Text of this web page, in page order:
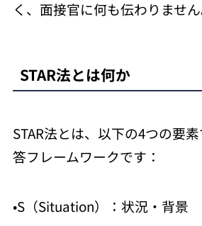
く、面接官に何も伝わりません
STAR法とは何か
STAR法とは、以下の4つの要
答フレームワークです：
•S（Situation）：状況・背景